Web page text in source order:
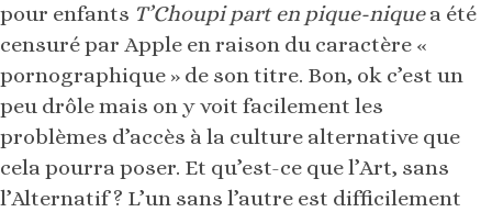
pour enfants T’Choupi part en pique-niquea été
censuré par Apple en raison du caractère «
pornographique » de son titre. Bon, ok c’est un
peu drôle mais on y voit facilement les
problèmes d’accès à la culture alternative que
cela pourra poser. Et qu’est-ce que l’Art, sans
l’Alternatif ? L’un sans l’autre est difficilement